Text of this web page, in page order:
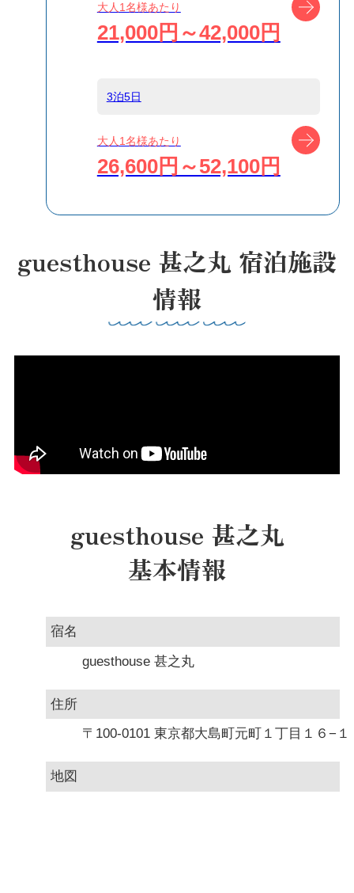
大人1名様あたり
21,000円～42,000円
3泊5日
大人1名様あたり
26,600円～52,100円
guesthouse 甚之丸 宿泊施設
情報
guesthouse 甚之丸
基本情報
宿名
guesthouse 甚之丸
住所
〒100-0101 東京都大島町元町１丁目１６−１
地図